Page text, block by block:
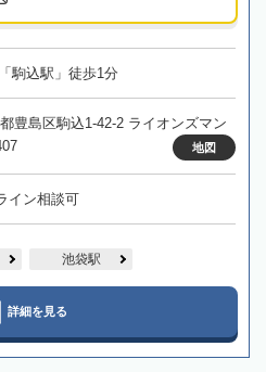
駒込駅」徒歩1分
豊島区駒込1-42-2 ライオンズマン
地図
イン相談可
池袋駅
詳細を見る